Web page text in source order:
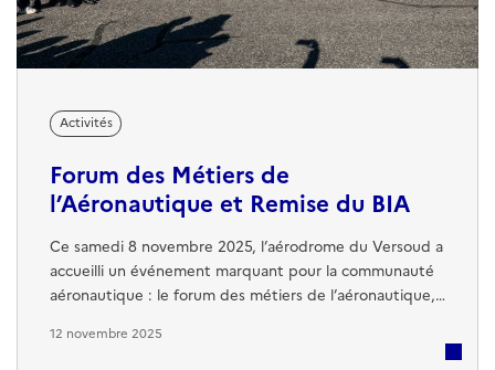
Activités
Forum des Métiers de
l’Aéronautique et Remise du BIA
Ce samedi 8 novembre 2025, l’aérodrome du Versoud a
accueilli un événement marquant pour la communauté
aéronautique : le forum des métiers de l’aéronautique,
d’Initiation à l’Aéronautique (BIA). Cet événement a
12 novembre 2025